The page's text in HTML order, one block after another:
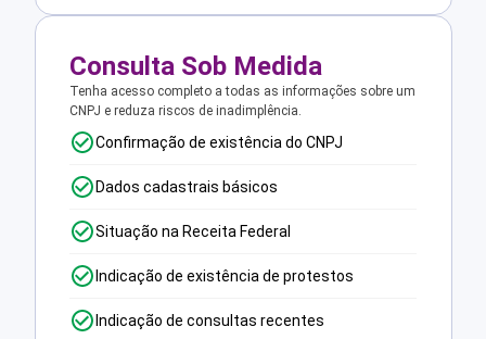
Consulta Sob Medida
Tenha acesso completo a todas as informações sobre um
CNPJ e reduza riscos de inadimplência.
Confirmação de existência do CNPJ
Dados cadastrais básicos
Situação na Receita Federal
Indicação de existência de protestos
Indicação de consultas recentes